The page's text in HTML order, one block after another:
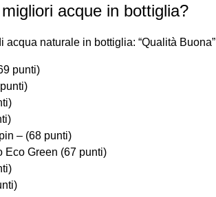
acque in bottiglia?
acqua naturale in bottiglia: “Qualità Buona”
punti)
– (68 punti)
Eco Green (67 punti)